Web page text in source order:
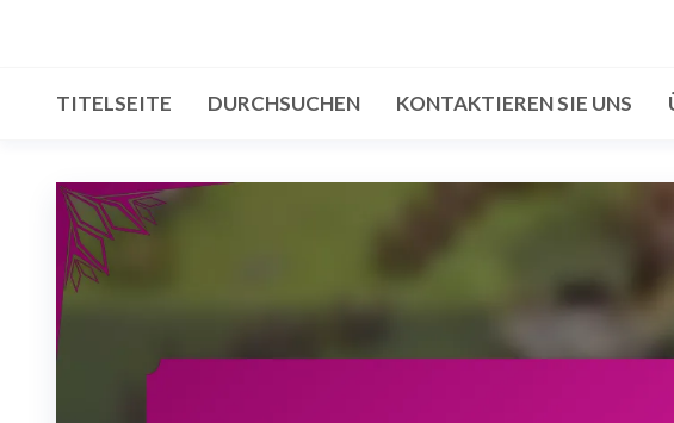
contentTITELSEITE DURCHSUCHEN KONTAKTIEREN SIE UNS